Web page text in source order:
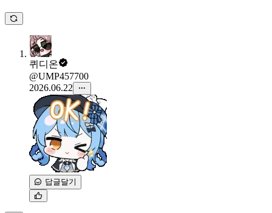
퀴디온
@UMP457700
2026.06.22
답글달기